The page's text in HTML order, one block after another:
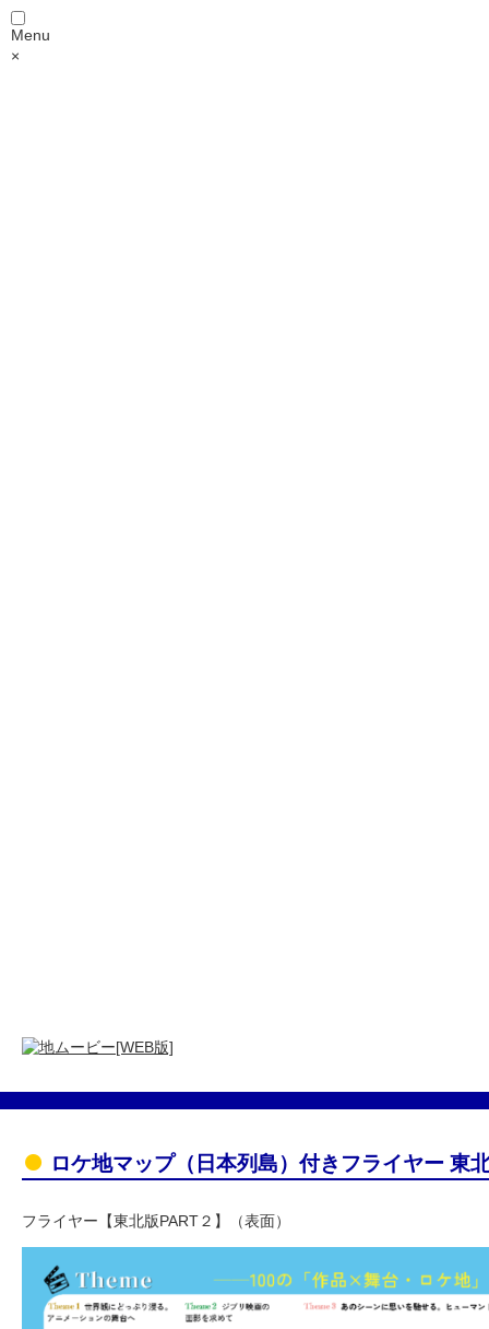
Menu
×
ロケ地マップ（日本列島）付きフライヤー 東
フライヤー【東北版PART２】（表面）